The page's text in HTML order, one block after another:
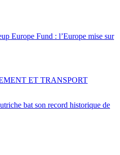
Europe Fund : l’Europe mise sur
bat son record historique de
ET TRANSPORT